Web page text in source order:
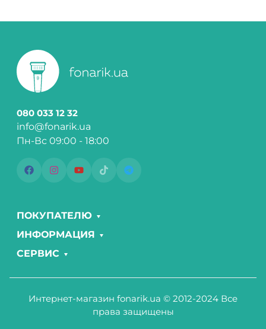
080 033 12 32
info@fonarik.ua
Пн-Вс 09:00 - 18:00
ПОКУПАТЕЛЮ
ИНФОРМАЦИЯ
СЕРВИС
Интернет-магазин fonarik.ua © 2012-2024 Все
права защищены